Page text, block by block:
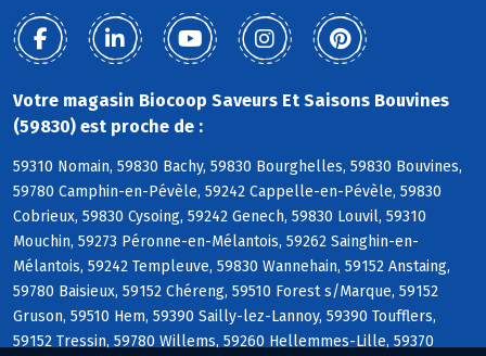
Votre magasin Biocoop Saveurs Et Saisons Bouvines
(59830) est proche de :
59310 Nomain, 59830 Bachy, 59830 Bourghelles, 59830 Bouvines,
59780 Camphin-en-Pévèle, 59242 Cappelle-en-Pévèle, 59830
Cobrieux, 59830 Cysoing, 59242 Genech, 59830 Louvil, 59310
Mouchin, 59273 Péronne-en-Mélantois, 59262 Sainghin-en-
Mélantois, 59242 Templeuve, 59830 Wannehain, 59152 Anstaing,
59780 Baisieux, 59152 Chéreng, 59510 Forest s/Marque, 59152
Gruson, 59510 Hem, 59390 Sailly-lez-Lannoy, 59390 Toufflers,
59152 Tressin, 59780 Willems, 59260 Hellemmes-Lille, 59370